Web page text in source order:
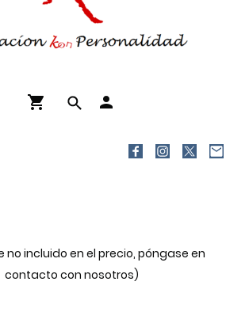
no incluido en el precio, póngase en
contacto con nosotros)